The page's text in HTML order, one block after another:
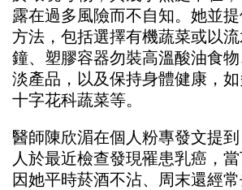
露在過多風險而不自知。她並
方法，包括選擇有機蔬菜或以
鐘、塑膠容器勿裝高溫酸油食
淡產品，以及保持身體健康，
十字花科蔬菜等。
醫師陳欣湄在個人粉專發文提
人於最近檢查發現罹患乳癌，當
因她平時菸酒不沾、周末還經